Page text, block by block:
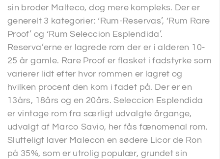
sin broder Malteco, dog mere kompleks. Der er
generelt 3 kategorier: ‘Rum-Reservas’, ‘Rum Rare
Proof’ og ‘Rum Seleccion Esplendida’.
Reserva’erne er lagrede rom der er i alderen 10-
25 år gamle. Rare Proof er flasket i fadstyrke som
varierer lidt efter hvor rommen er lagret og
hvilken procent den kom i fadet på. Der er en
13års, 18års og en 20års. Seleccion Esplendida
er vintage rom fra særligt udvalgte årgange,
udvalgt af Marco Savio, her fås fænomenal rom.
Slutteligt laver Malecon en sødere Licor de Ron
på 35%, som er utrolig populær, grundet sin